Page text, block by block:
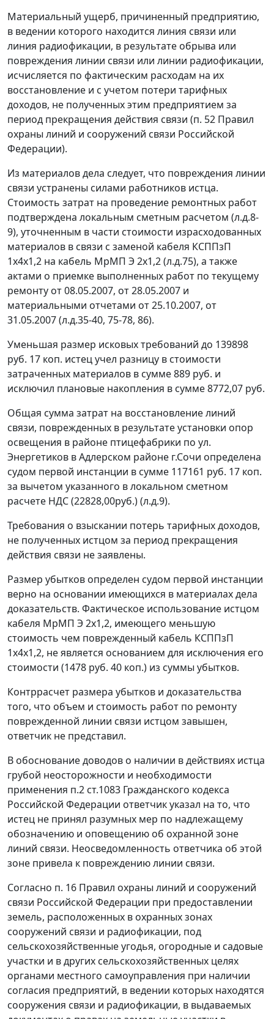
Материальный ущерб, причиненный предприятию,
в ведении которого находится линия связи или
линия радиофикации, в результате обрыва или
повреждения линии связи или линии радиофикации,
исчисляется по фактическим расходам на их
восстановление и с учетом потери тарифных
доходов, не полученных этим предприятием за
период прекращения действия связи (п. 52 Правил
охраны линий и сооружений связи Российской
Федерации).
Из материалов дела следует, что повреждения линии
связи устранены силами работников истца.
Стоимость затрат на проведение ремонтных работ
подтверждена локальным сметным расчетом (л.д.8-
9), уточненным в части стоимости израсходованных
материалов в связи с заменой кабеля КСППзП
1х4х1,2 на кабель МрМП Э 2х1,2 (л.д.75), а также
актами о приемке выполненных работ по текущему
ремонту от 08.05.2007, от 28.05.2007 и
материальными отчетами от 25.10.2007, от
31.05.2007 (л.д.35-40, 75-78, 86).
Уменьшая размер исковых требований до 139898
руб. 17 коп. истец учел разницу в стоимости
затраченных материалов в сумме 889 руб. и
исключил плановые накопления в сумме 8772,07 руб.
Общая сумма затрат на восстановление линий
связи, поврежденных в результате установки опор
освещения в районе птицефабрики по ул.
Энергетиков в Адлерском районе г.Сочи определена
судом первой инстанции в сумме 117161 руб. 17 коп.
за вычетом указанного в локальном сметном
расчете НДС (22828,00руб.) (л.д.9).
Требования о взыскании потерь тарифных доходов,
не полученных истцом за период прекращения
действия связи не заявлены.
Размер убытков определен судом первой инстанции
верно на основании имеющихся в материалах дела
доказательств. Фактическое использование истцом
кабеля МрМП Э 2х1,2, имеющего меньшую
стоимость чем поврежденный кабель КСППзП
1х4х1,2, не является основанием для исключения его
стоимости (1478 руб. 40 коп.) из суммы убытков.
Контррасчет размера убытков и доказательства
того, что объем и стоимость работ по ремонту
поврежденной линии связи истцом завышен,
ответчик не представил.
В обоснование доводов о наличии в действиях истца
грубой неосторожности и необходимости
применения п.2 ст.1083 Гражданского кодекса
Российской Федерации ответчик указал на то, что
истец не принял разумных мер по надлежащему
обозначению и оповещению об охранной зоне
линий связи. Неосведомленность ответчика об этой
зоне привела к повреждению линии связи.
Согласно п. 16 Правил охраны линий и сооружений
связи Российской Федерации при предоставлении
земель, расположенных в охранных зонах
сооружений связи и радиофикации, под
сельскохозяйственные угодья, огородные и садовые
участки и в других сельскохозяйственных целях
органами местного самоуправления при наличии
согласия предприятий, в ведении которых находятся
сооружения связи и радиофикации, в выдаваемых